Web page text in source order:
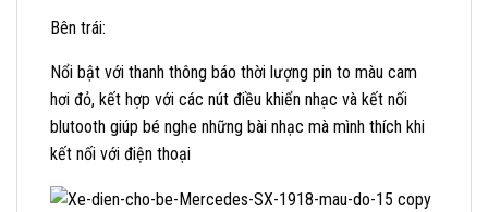
Bên trái:
Nổi bật với thanh thông báo thời lượng pin to màu cam
hơi đỏ, kết hợp với các nút điều khiển nhạc và kết nối
blutooth giúp bé nghe những bài nhạc mà mình thích khi
kết nối với điện thoại